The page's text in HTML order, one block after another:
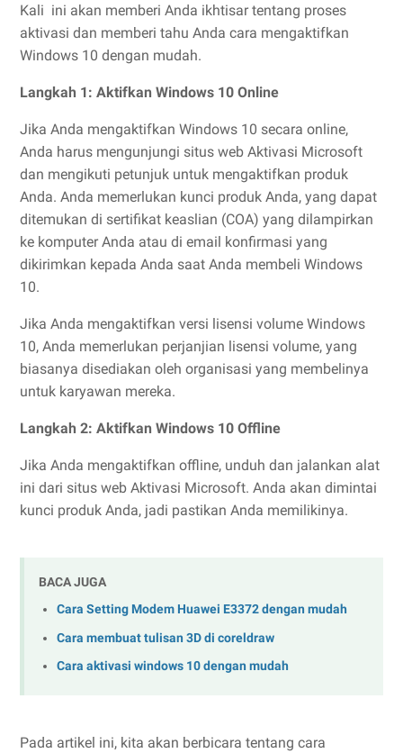
Kali ini akan memberi Anda ikhtisar tentang proses
aktivasi dan memberi tahu Anda cara mengaktifkan
Windows 10 dengan mudah.
Langkah 1: Aktifkan Windows 10 Online
Jika Anda mengaktifkan Windows 10 secara online,
Anda harus mengunjungi situs web Aktivasi Microsoft
dan mengikuti petunjuk untuk mengaktifkan produk
Anda. Anda memerlukan kunci produk Anda, yang dapat
ditemukan di sertifikat keaslian (COA) yang dilampirkan
ke komputer Anda atau di email konfirmasi yang
dikirimkan kepada Anda saat Anda membeli Windows
10.
Jika Anda mengaktifkan versi lisensi volume Windows
10, Anda memerlukan perjanjian lisensi volume, yang
biasanya disediakan oleh organisasi yang membelinya
untuk karyawan mereka.
Langkah 2: Aktifkan Windows 10 Offline
Jika Anda mengaktifkan offline, unduh dan jalankan alat
ini dari situs web Aktivasi Microsoft. Anda akan dimintai
kunci produk Anda, jadi pastikan Anda memilikinya.
BACA JUGA
Cara Setting Modem Huawei E3372 dengan mudah
Cara membuat tulisan 3D di coreldraw
Cara aktivasi windows 10 dengan mudah
Pada artikel ini, kita akan berbicara tentang cara